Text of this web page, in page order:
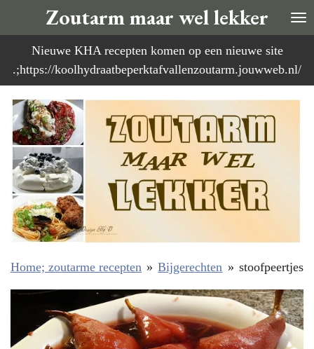
direct
naar
de
Zoutarm maar wel lekker
Nieuwe KHA recepten komen op een nieuwe site
.;https://koolhydraatbeperktafvallenzoutarm.jouwweb.nl/
Home; zoutarme recepten » Bijgerechten » stoofpeertjes